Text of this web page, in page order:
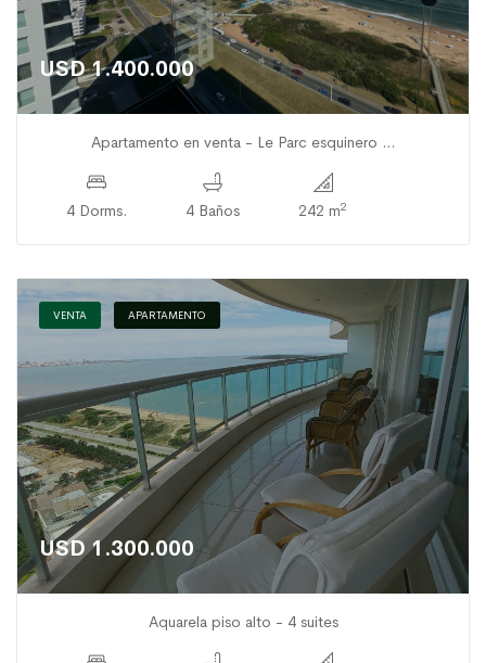
USD 1.400.000
Apartamento en venta - Le Parc esquinero ...
4 Dorms. 4 Baños 242 m2
VENTA APARTAMENTO
USD 1.300.000
Aquarela piso alto - 4 suites